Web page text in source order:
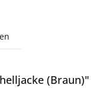
(Braun)"